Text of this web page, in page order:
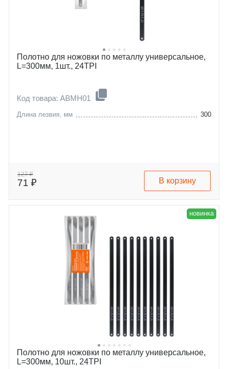
Полотно для ножовки по металлу универсальное,
L=300мм, 1шт., 24TPI
Код товара: ABMH01
Длина лезвия, мм 300
127 ₽
71 ₽ В корзину
новинка
Полотно для ножовки по металлу универсальное,
L=300мм, 10шт., 24TPI